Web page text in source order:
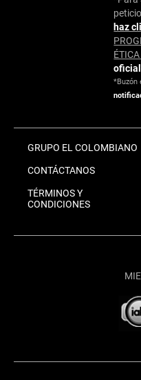
haz
*Buzón
GRUPO EL COLOMBIANO
CONTÁCTANOS
TÉRMINOS Y
CONDICIONES